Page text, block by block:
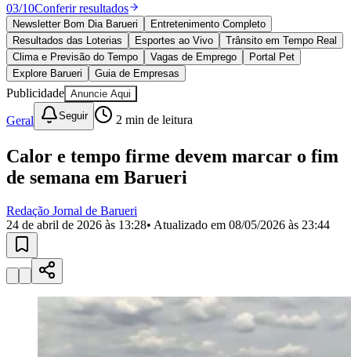
Esportes
Saúde
Segurança
Cultura
Meio Ambiente
Obras
Educação
Bairros de Barueri
Selecione sua regiãoPara notícias da sua região
JubranBelvalBethavilleBoa
VistaCalifórniaCarapicuíbaCentroChácaras MarcoCidades da
Região
Militar
Califórnia Jardim dos Altos
Esperança Jardim Graziela
Jardim ParaísoJardim PaulistaJardim Reginalice
Jardim São Silvestre Jardim SilveiraJardim
Mutinga Nova Aldeinha Osasco
Parque ImperialParque Santa Luzia Parque VianaPirapora
03/10Conferir resultados
Newsletter Bom Dia Barueri
Entretenimento Completo
Resultados das Loterias
Esportes ao Vivo
Trânsito em Tempo Real
Clima e Previsão do Tempo
Vagas de Emprego
Portal Pet
Explore Barueri
Guia de Empresas
Publicidade Anuncie Aqui
Geral Seguir 2 min de leitura
Calor e tempo firme devem marcar o fim
de semana em Barueri
Redação Jornal de Barueri
24 de abril de 2026 às 13:28• Atualizado em 08/05/2026 às 23:44